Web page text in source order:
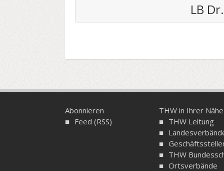
LB
Abonnieren
Feed (RSS)
THW in Ihrer Nähe
THW Leitung
THW
Ortsverbände